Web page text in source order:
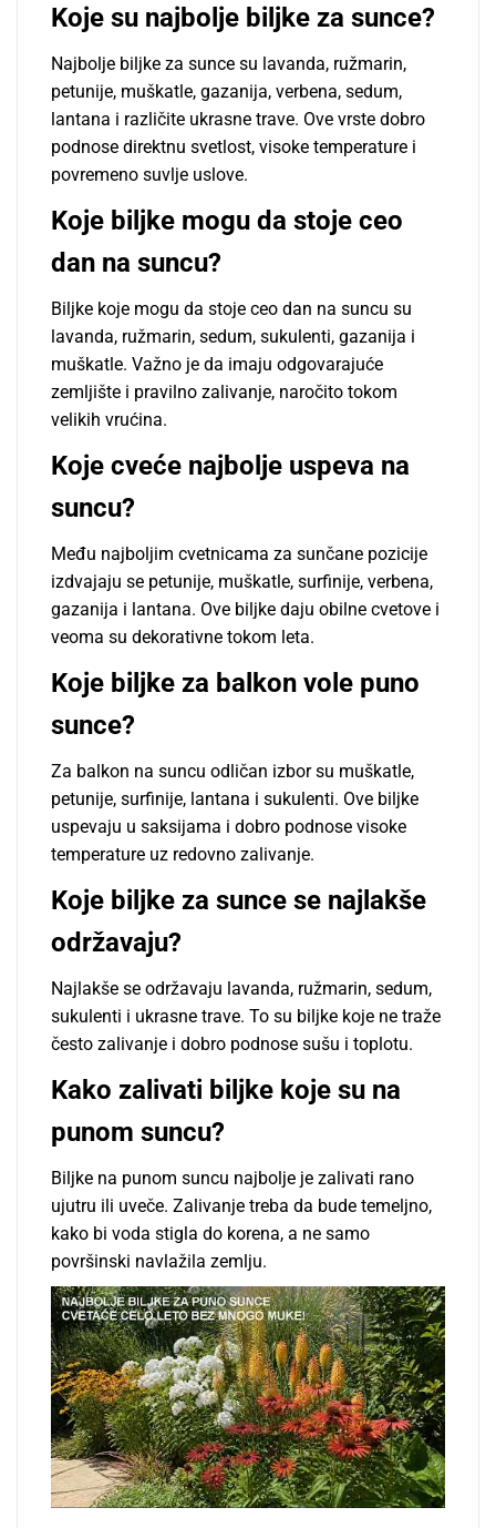
Koje su najbolje biljke za sunce?
Najbolje biljke za sunce su lavanda, ružmarin,
petunije, muškatle, gazanija, verbena, sedum,
lantana i različite ukrasne trave. Ove vrste dobro
podnose direktnu svetlost, visoke temperature i
povremeno suvlje uslove.
Koje biljke mogu da stoje ceo
dan na suncu?
Biljke koje mogu da stoje ceo dan na suncu su
lavanda, ružmarin, sedum, sukulenti, gazanija i
muškatle. Važno je da imaju odgovarajuće
zemljište i pravilno zalivanje, naročito tokom
velikih vrućina.
Koje cveće najbolje uspeva na
suncu?
Među najboljim cvetnicama za sunčane pozicije
izdvajaju se petunije, muškatle, surfinije, verbena,
gazanija i lantana. Ove biljke daju obilne cvetove i
veoma su dekorativne tokom leta.
Koje biljke za balkon vole puno
sunce?
Za balkon na suncu odličan izbor su muškatle,
petunije, surfinije, lantana i sukulenti. Ove biljke
uspevaju u saksijama i dobro podnose visoke
temperature uz redovno zalivanje.
Koje biljke za sunce se najlakše
održavaju?
Najlakše se održavaju lavanda, ružmarin, sedum,
sukulenti i ukrasne trave. To su biljke koje ne traže
često zalivanje i dobro podnose sušu i toplotu.
Kako zalivati biljke koje su na
punom suncu?
Biljke na punom suncu najbolje je zalivati rano
ujutru ili uveče. Zalivanje treba da bude temeljno,
kako bi voda stigla do korena, a ne samo
površinski navlažila zemlju.